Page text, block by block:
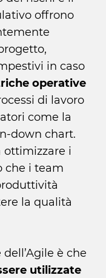
offrono
in caso
operative
di lavoro
come la
down chart.
ottimizzare i
che i team
la qualità
è che
utilizzate